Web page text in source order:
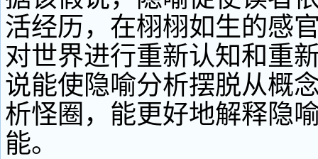
活经历，在栩栩如生的感
对世界进行重新认知和重
说能使隐喻分析摆脱从概
析怪圈，能更好地解释隐
能。